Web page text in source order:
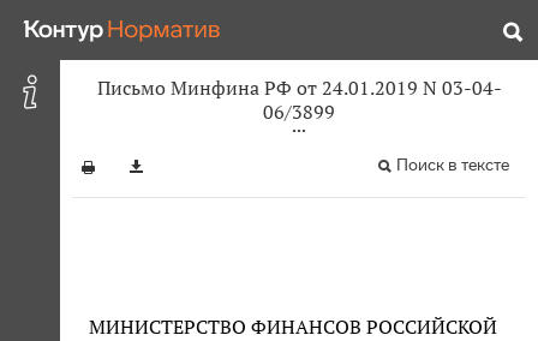
Письмо Минфина РФ от 24.01.2019 N 03-04-
06/3899
Поиск в тексте
МИНИСТЕРСТВО ФИНАНСОВ РОССИЙСКОЙ